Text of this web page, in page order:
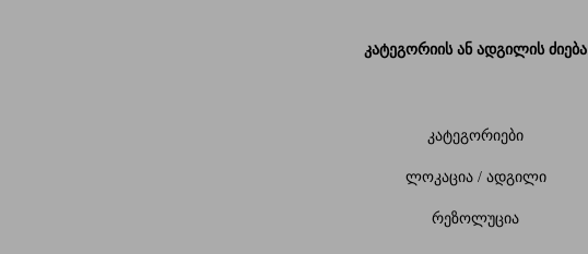
კატეგორიის ან ადგილის ძიება
კატეგორიები
ლოკაცია / ადგილი
რეზოლუცია